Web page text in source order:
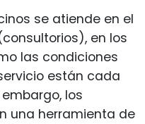
se atiende en el
en los
las condiciones
están cada
los
una herramienta de